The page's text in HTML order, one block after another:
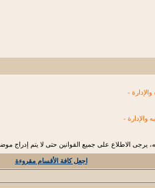
-
والإدارة -
الاطلاع على جميع القوانين حتى لا يتم إدراج
اجعل كافة الأقسام مقروءة